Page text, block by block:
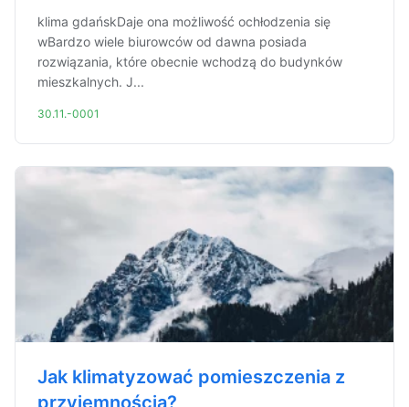
klima gdańskDaje ona możliwość ochłodzenia się
wBardzo wiele biurowców od dawna posiada
rozwiązania, które obecnie wchodzą do budynków
mieszkalnych. J...
30.11.-0001
Jak klimatyzować pomieszczenia z
przyjemnością?